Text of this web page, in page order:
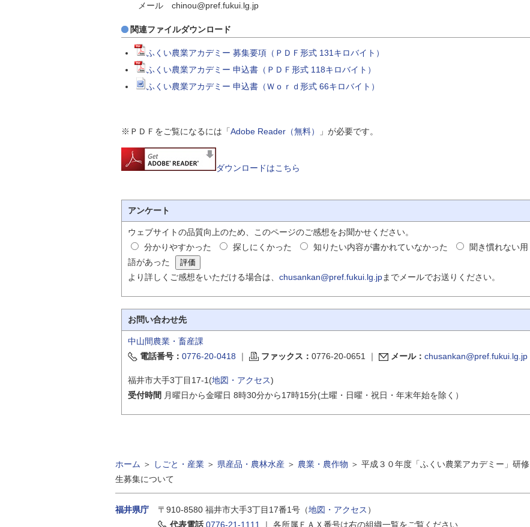
メール chinou@pref.fukui.lg.jp
関連ファイルダウンロード
ふくい農業アカデミー 募集要項（ＰＤＦ形式 131キロバイト）
ふくい農業アカデミー 申込書（ＰＤＦ形式 118キロバイト）
ふくい農業アカデミー 申込書（Ｗｏｒｄ形式 66キロバイト）
※ＰＤＦをご覧になるには「Adobe Reader（無料） 」が必要です。
ダウンロードはこちら
アンケート
ウェブサイトの品質向上のため、このページのご感想をお聞かせください。
分かりやすかった
探しにくかった 知りたい内容が書かれていなかった
聞き慣れない用
語があった
より詳しくご感想をいただける場合は、 chusankan@pref.fukui.lg.jpまでメールでお送りください。
お問い合わせ先
中山間農業・畜産課
電話番号： 0776-20-0418 ｜ ファックス： 0776-20-0651 ｜ メール： chusankan@pref.fukui.lg.jp
福井市大手3丁目17-1(地図・アクセス)
受付時間 月曜日から金曜日 8時30分から17時15分(土曜・日曜・祝日・年末年始を除く）
ホーム ＞ しごと・産業 ＞ 県産品・農林水産 ＞ 農業・農作物 ＞ 平成３０年度「ふくい農業アカデミー」研修
生募集について
福井県庁 〒910-8580 福井市大手3丁目17番1号（地図・アクセス ）
代表電話 0776-21-1111 ｜ 各所属ＦＡＸ番号は右の組織一覧をご覧ください